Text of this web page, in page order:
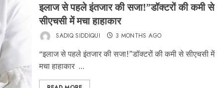
इलाज से पहले इंतजार की सजा!”डॉक्टरों की कमी से
सीएचसी में मचा हाहाकार
SADIQ SIDDIQUI 3 MONTHS AGO
“इलाज से पहले इंतजार की सजा!”डॉक्टरों की कमी से सीएचसी में
मचा हाहाकार ...